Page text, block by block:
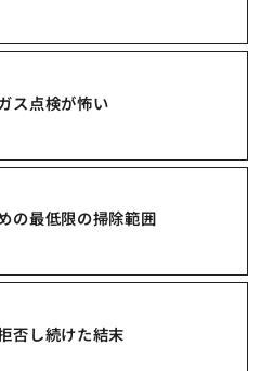
ス点検が怖い
の最低限の掃除範囲
否し続けた結末